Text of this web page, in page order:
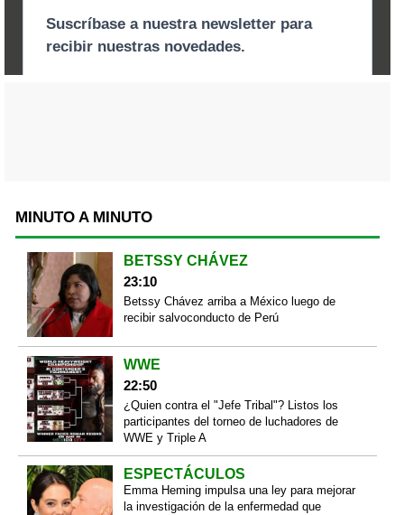
MINUTO A MINUTO
BETSSY CHÁVEZ
23:10
Betssy Chávez arriba a México luego de
recibir salvoconducto de Perú
WWE
22:50
¿Quien contra el "Jefe Tribal"? Listos los
participantes del torneo de luchadores de
WWE y Triple A
ESPECTÁCULOS
Emma Heming impulsa una ley para mejorar
la investigación de la enfermedad que